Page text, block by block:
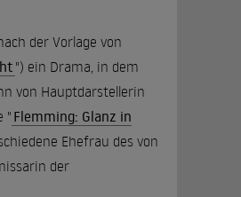
der Vorlage von
") ein Drama, in dem
von Hauptdarstellerin
" Flemming: Glanz in
Ehefrau des von
der